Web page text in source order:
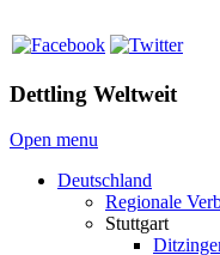
Dettling Weltweit
Open menu
Deutschland
Regionale
Stuttgart